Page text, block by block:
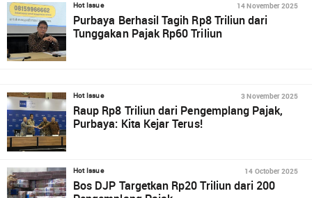
Hot Issue 14 November 2025
Purbaya Berhasil Tagih Rp8 Triliun dari
Tunggakan Pajak Rp60 Triliun
Hot Issue 3 November 2025
Raup Rp8 Triliun dari Pengemplang Pajak,
Purbaya: Kita Kejar Terus!
Hot Issue 14 October 2025
Bos DJP Targetkan Rp20 Triliun dari 200